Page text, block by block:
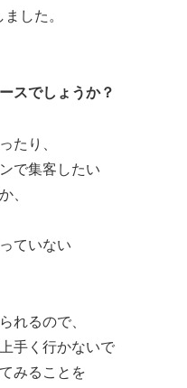
した。
スでしょうか？
たり、
で集客したい
、
ていない
れるので、
手く行かないで
みることを